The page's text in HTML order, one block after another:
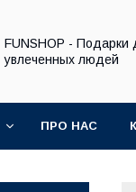
FUNSHOP - Подарки
увлеченных людей
ПРО НАС